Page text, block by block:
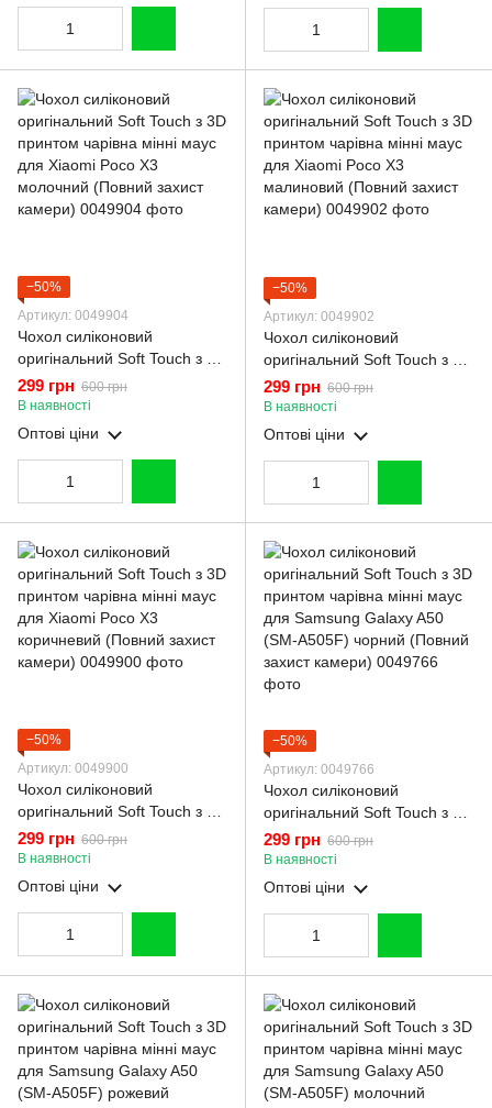
−50%
Артикул: 0049904
Чохол силіконовий
оригінальний Soft Touch з 3D
принтом чарівна мінні маус
для Xiaomi Poco X3
молочний (Повний захист
299 грн 600 грн
В наявності
Оптові ціни
−50%
Артикул: 0049902
Чохол силіконовий
оригінальний Soft Touch з 3D
принтом чарівна мінні маус
для Xiaomi Poco X3
малиновий (Повний захист
299 грн 600 грн
В наявності
Оптові ціни
−50%
Артикул: 0049900
Чохол силіконовий
оригінальний Soft Touch з 3D
принтом чарівна мінні маус
для Xiaomi Poco X3
коричневий (Повний захист
299 грн 600 грн
В наявності
Оптові ціни
−50%
Артикул: 0049766
Чохол силіконовий
оригінальний Soft Touch з 3D
принтом чарівна мінні маус
для Samsung Galaxy A50
(SM-A505F) чорний (Повний
захист камери)
299 грн 600 грн
В наявності
Оптові ціни